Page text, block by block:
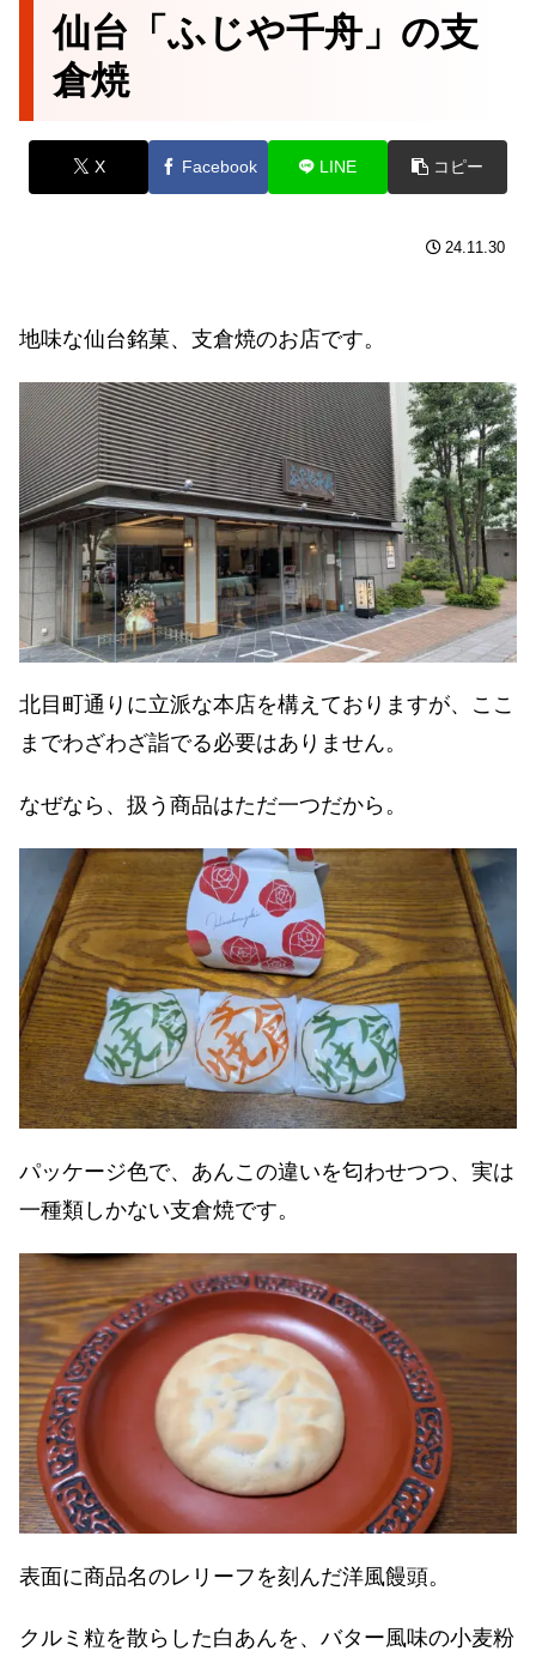
仙台「ふじや千舟」の支
倉焼
X Facebook LINE コピー
24.11.30
地味な仙台銘菓、支倉焼のお店です。
北目町通りに立派な本店を構えておりますが、ここ
までわざわざ詣でる必要はありません。
なぜなら、扱う商品はただ一つだから。
パッケージ色で、あんこの違いを匂わせつつ、実は
一種類しかない支倉焼です。
表面に商品名のレリーフを刻んだ洋風饅頭。
クルミ粒を散らした白あんを、バター風味の小麦粉